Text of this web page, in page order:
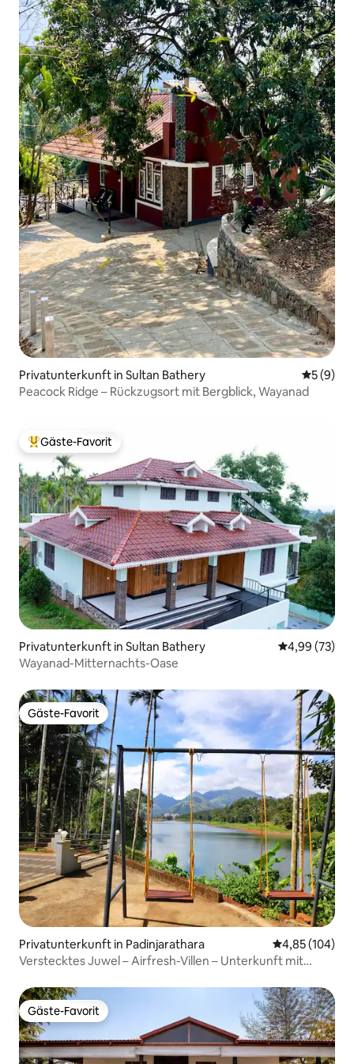
Privatunterkunft in Sultan Bathery
5 (9)
Peacock Ridge – Rückzugsort mit Bergblick, Wayanad
Beliebter Gäste-Favorit.
Gäste-Favorit
Privatunterkunft in Sultan Bathery
4,99 (73)
Wayanad-Mitternachts-Oase
Gäste-Favorit
Gäste-Favorit
Privatunterkunft in Padinjarathara
4,85 (104)
Verstecktes Juwel – Airfresh-Villen – Unterkunft mit
Gäste-Favorit
Gäste-Favorit